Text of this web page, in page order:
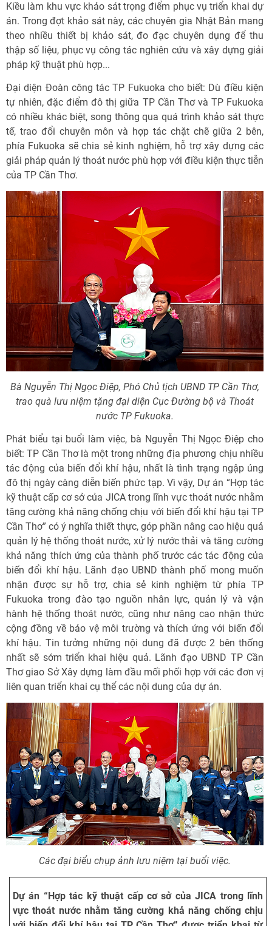
Kiều làm khu vực khảo sát trọng điểm phục vụ triển khai dự
án. Trong đợt khảo sát này, các chuyên gia Nhật Bản mang
theo nhiều thiết bị khảo sát, đo đạc chuyên dụng để thu
thập số liệu, phục vụ công tác nghiên cứu và xây dựng giải
pháp kỹ thuật phù hợp...
Đại diện Đoàn công tác TP Fukuoka cho biết: Dù điều kiện
tự nhiên, đặc điểm đô thị giữa TP Cần Thơ và TP Fukuoka
có nhiều khác biệt, song thông qua quá trình khảo sát thực
tế, trao đổi chuyên môn và hợp tác chặt chẽ giữa 2 bên,
phía Fukuoka sẽ chia sẻ kinh nghiệm, hỗ trợ xây dựng các
giải pháp quản lý thoát nước phù hợp với điều kiện thực tiễn
của TP Cần Thơ.
Bà Nguyễn Thị Ngọc Điệp, Phó Chủ tịch UBND TP Cần Thơ,
trao quà lưu niệm tặng đại diện Cục Đường bộ và Thoát
nước TP Fukuoka.
Phát biểu tại buổi làm việc, bà Nguyễn Thị Ngọc Điệp cho
biết: TP Cần Thơ là một trong những địa phương chịu nhiều
tác động của biến đổi khí hậu, nhất là tình trạng ngập úng
đô thị ngày càng diễn biến phức tạp. Vì vậy, Dự án “Hợp tác
kỹ thuật cấp cơ sở của JICA trong lĩnh vực thoát nước nhằm
tăng cường khả năng chống chịu với biến đổi khí hậu tại TP
Cần Thơ” có ý nghĩa thiết thực, góp phần nâng cao hiệu quả
quản lý hệ thống thoát nước, xử lý nước thải và tăng cường
khả năng thích ứng của thành phố trước các tác động của
biến đổi khí hậu. Lãnh đạo UBND thành phố mong muốn
nhận được sự hỗ trợ, chia sẻ kinh nghiệm từ phía TP
Fukuoka trong đào tạo nguồn nhân lực, quản lý và vận
hành hệ thống thoát nước, cũng như nâng cao nhận thức
cộng đồng về bảo vệ môi trường và thích ứng với biến đổi
khí hậu. Tin tưởng những nội dung đã được 2 bên thống
nhất sẽ sớm triển khai hiệu quả. Lãnh đạo UBND TP Cần
Thơ giao Sở Xây dựng làm đầu mối phối hợp với các đơn vị
liên quan triển khai cụ thể các nội dung của dự án.
Các đại biểu chụp ảnh lưu niệm tại buổi việc.
Dự án “Hợp tác kỹ thuật cấp cơ sở của JICA trong lĩnh
vực thoát nước nhằm tăng cường khả năng chống chịu